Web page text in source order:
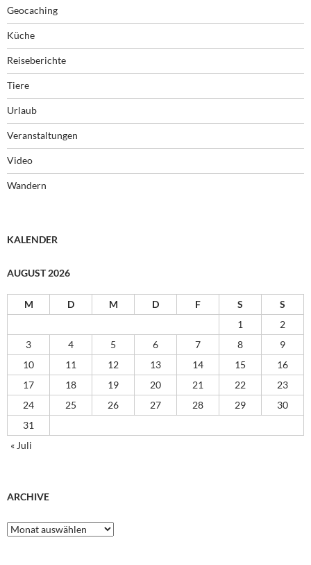
Geocaching
Küche
Reiseberichte
Tiere
Urlaub
Veranstaltungen
Video
Wandern
KALENDER
AUGUST 2026
M D M D F S
S
1
2
3
4 5 6 7 8
9
10
11 12 13 14 15
16
17
18 19 20 21 22
23
24
25 26 27 28 29
30
31
« Juli
ARCHIVE
Archive